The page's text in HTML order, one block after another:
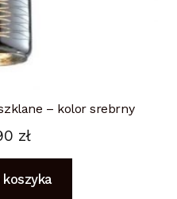
– kolor srebrny
zł
koszyka